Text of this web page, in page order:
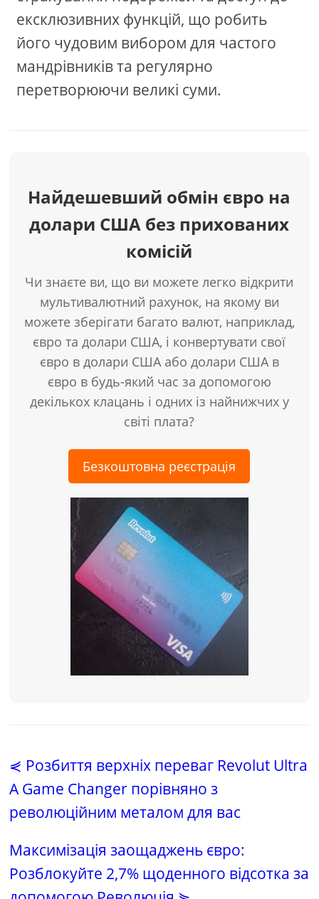
ексклюзивних функцій, що робить
його чудовим вибором для частого
мандрівників та регулярно
перетворюючи великі суми.
Найдешевший обмін євро на
долари США без прихованих
комісій
Чи знаєте ви, що ви можете легко відкрити
мультивалютний рахунок, на якому ви
можете зберігати багато валют, наприклад,
євро та долари США, і конвертувати свої
євро в долари США або долари США в
євро в будь-який час за допомогою
декількох клацань і одних із найнижчих у
світі плата?
Безкоштовна реєстрація
⋞ Розбиття верхніх переваг Revolut Ultra
A Game Changer порівняно з
революційним металом для вас
Максимізація заощаджень євро:
Розблокуйте 2,7% щоденного відсотка за